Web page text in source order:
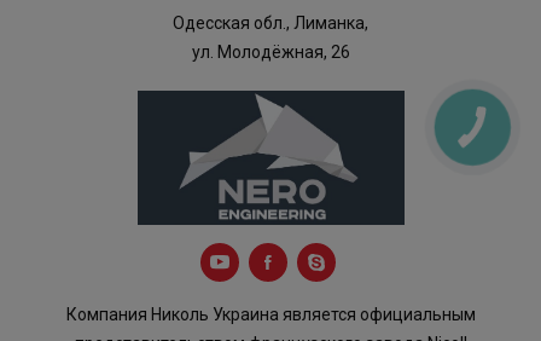
Одесская обл., Лиманка,
ул. Молодёжная, 26
Компания Николь Украина является официальным
КНОПКА
ЗВ'ЯЗКУ